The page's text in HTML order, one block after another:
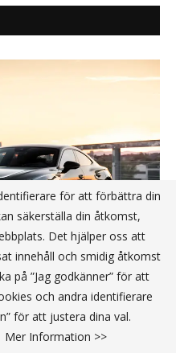
serietillverkade
GT performance
för att förbättra din
säkerställa din åtkomst,
Det hjälper oss att
innehåll och smidig åtkomst
på ”Jag godkänner” för att
och andra identifierare
för att justera dina val.
Mer Information >>